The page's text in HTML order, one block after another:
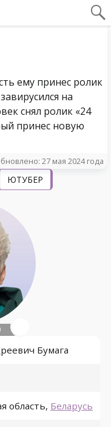
ему принес ролик
на
снял ролик «24
принес новую
27 мая 2024 года
ЮТУБЕР
Бумага
область, Беларусь